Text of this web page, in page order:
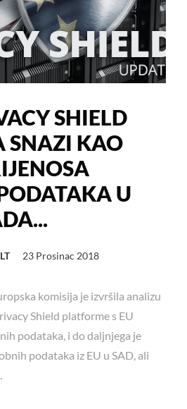
SHIELD
SNAZI KAO
U
23 Prosinac 2018
komisija je izvršila analizu
Shield platforme s EU
podataka, i do daljnjega je
podataka iz EU u SAD, ali